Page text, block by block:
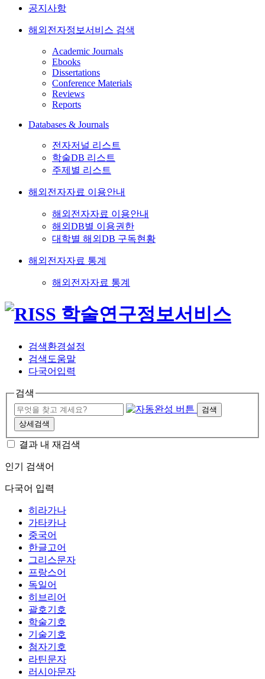
공지사항
해외전자정보서비스 검색
Academic Journals
Ebooks
Dissertations
Conference Materials
Reviews
Reports
Databases & Journals
전자저널 리스트
학술DB 리스트
주제별 리스트
해외전자자료 이용안내
해외전자자료 이용안내
해외DB별 이용권한
대학별 해외DB 구독현황
해외전자자료 통계
해외전자자료 통계
검색환경설정
검색도움말
다국어입력
검색
검색
상세검색
결과 내 재검색
인기 검색어
다국어 입력
히라가나
가타카나
중국어
한글고어
그리스문자
프랑스어
독일어
히브리어
괄호기호
학술기호
기술기호
첨자기호
라틴문자
러시아문자